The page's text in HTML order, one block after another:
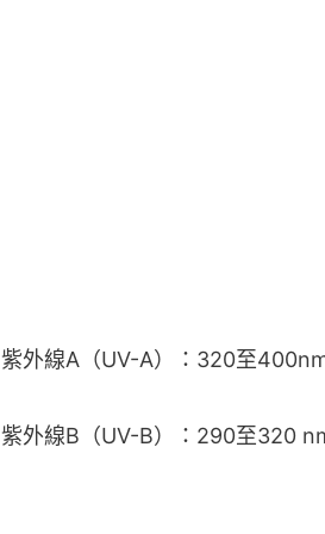
紫外線A（UV-A）：320至
紫外線B（UV-B）：290至320